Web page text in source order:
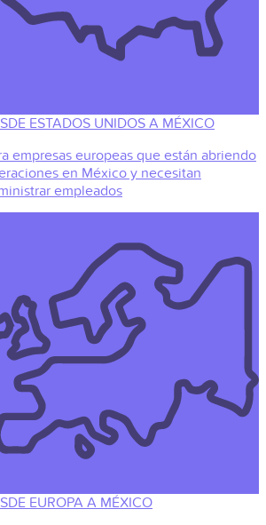
ESTADOS UNIDOS A MÉXICO
empresas europeas que están abriendo
en México y necesitan
empleados
EUROPA A MÉXICO